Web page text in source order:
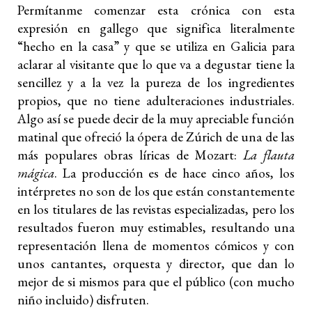
Permítanme comenzar esta crónica con esta
expresión en gallego que significa literalmente
“hecho en la casa” y que se utiliza en Galicia para
aclarar al visitante que lo que va a degustar tiene la
sencillez y a la vez la pureza de los ingredientes
propios, que no tiene adulteraciones industriales.
Algo así se puede decir de la muy apreciable función
matinal que ofreció la ópera de Zúrich de una de las
más populares obras líricas de Mozart:La flauta
mágica. La producción es de hace cinco años, los
intérpretes no son de los que están constantemente
en los titulares de las revistas especializadas, pero los
resultados fueron muy estimables, resultando una
representación llena de momentos cómicos y con
unos cantantes, orquesta y director, que dan lo
mejor de si mismos para que el público (con mucho
niño incluido) disfruten.